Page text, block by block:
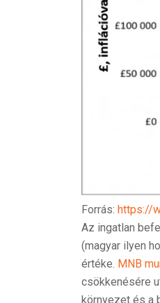
Forrás:https://
Az ingatlan
(magyar ilyen
értéke. MNB
csökkenésére
környezet és a